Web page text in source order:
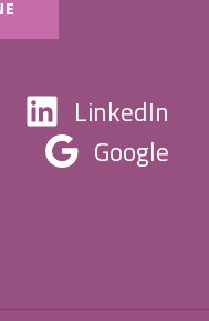
LinkedIn
Google